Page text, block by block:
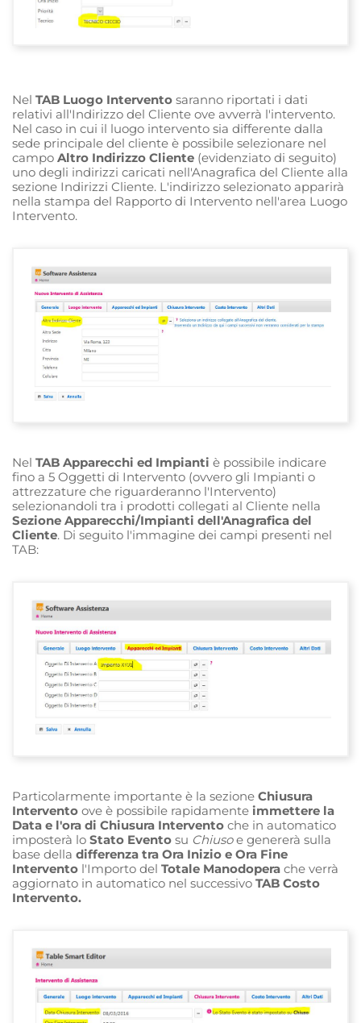
Nel TAB Luogo Intervento saranno riportati i dati
relativi all'Indirizzo del Cliente ove avverrà l'intervento.
Nel caso in cui il luogo intervento sia differente dalla
sede principale del cliente è possibile selezionare nel
campo Altro Indirizzo Cliente (evidenziato di seguito)
uno degli indirizzi caricati nell'Anagrafica del Cliente alla
sezione Indirizzi Cliente. L'indirizzo selezionato apparirà
nella stampa del Rapporto di Intervento nell'area Luogo
Intervento.
Nel TAB Apparecchi ed Impianti è possibile indicare
fino a 5 Oggetti di Intervento (ovvero gli Impianti o
attrezzature che riguarderanno l'Intervento)
selezionandoli tra i prodotti collegati al Cliente nella
Sezione Apparecchi/Impianti dell'Anagrafica del
Cliente. Di seguito l'immagine dei campi presenti nel
TAB:
Particolarmente importante è la sezione Chiusura
Intervento ove è possibile rapidamente immettere la
Data e l'ora di Chiusura Intervento che in automatico
imposterà lo Stato Evento su Chiusoe genererà sulla
base della differenza tra Ora Inizio e Ora Fine
Intervento l'Importo del Totale Manodopera che verrà
aggiornato in automatico nel successivo TAB Costo
Intervento.